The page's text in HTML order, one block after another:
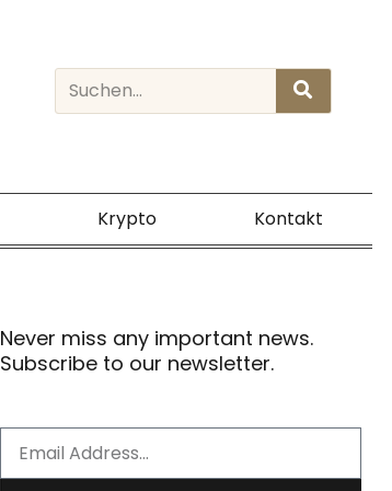
Search
Krypto Kontakt
Never miss any important news.
Subscribe to our newsletter.